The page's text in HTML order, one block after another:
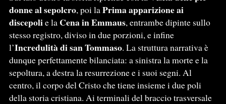
donne al sepolcro, poi laPrima apparizione ai
discepolie la Cena in Emmaus, entrambe dipinte sullo
stesso registro, diviso in due porzioni, e infine
l’Incredulità di san Tommaso. La struttura narrativa è
dunque perfettamente bilanciata: a sinistra la morte e la
sepoltura, a destra la resurrezione e i suoi segni. Al
centro, il corpo del Cristo che tiene insieme i due poli
della storia cristiana. Ai terminali del braccio trasversale